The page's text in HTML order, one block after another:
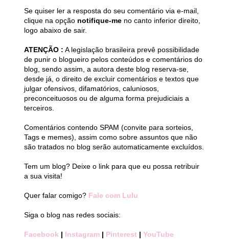
Se quiser ler a resposta do seu comentário via e-mail,
clique na opção notifique-me no canto inferior direito,
logo abaixo de sair.
ATENÇÃO : A legislação brasileira prevê possibilidade
de punir o blogueiro pelos conteúdos e comentários do
blog, sendo assim, a autora deste blog reserva-se,
desde já, o direito de excluir comentários e textos que
julgar ofensivos, difamatórios, caluniosos,
preconceituosos ou de alguma forma prejudiciais a
terceiros.
Comentários contendo SPAM (convite para sorteios,
Tags e memes), assim como sobre assuntos que não
são tratados no blog serão automaticamente excluídos.
Tem um blog? Deixe o link para que eu possa retribuir
a sua visita!
Quer falar comigo? Fale com Lulu
Siga o blog nas redes sociais:
Facebook | Instagram | Pinterest | YouTube